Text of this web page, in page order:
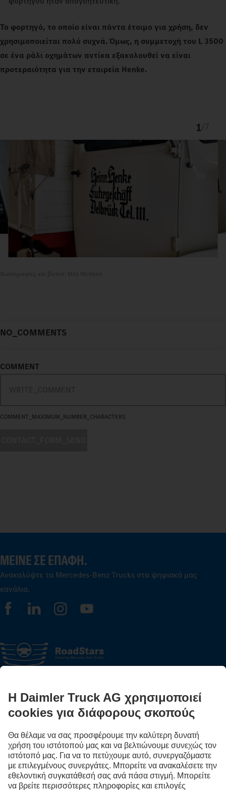
Το φορτηγό, το οποίο είναι πάντα έτοιμο για χρήση, δεν
χρησιμοποιείται πολύ συχνά. Όμως, η συμμετοχή του L 3500
σε ένα ράλι οχημάτων αντίκα εξακολουθεί να είναι
προτεραιότητα για την εταιρεία Henke.
1
NO_COMMENTS
COMMENT
COMMENT_MAXIMUM_NUMBER_CHARACTERS
ΜΕΊΝΕ ΣΕ ΕΠΑΦΉ.
Ανακαλύψτε τα Mercedes‑Benz Trucks στα ψηφιακά μας
κανάλια.
Μοιράσου τώρα εμπειρίες με άλλους οδηγούς φορτηγών.